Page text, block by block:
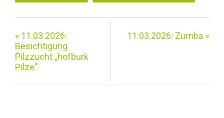
« 11.03.2026:
Besichtigung
Pilzzucht „hofburk
Pilze“
11.03.2026: Zumba »